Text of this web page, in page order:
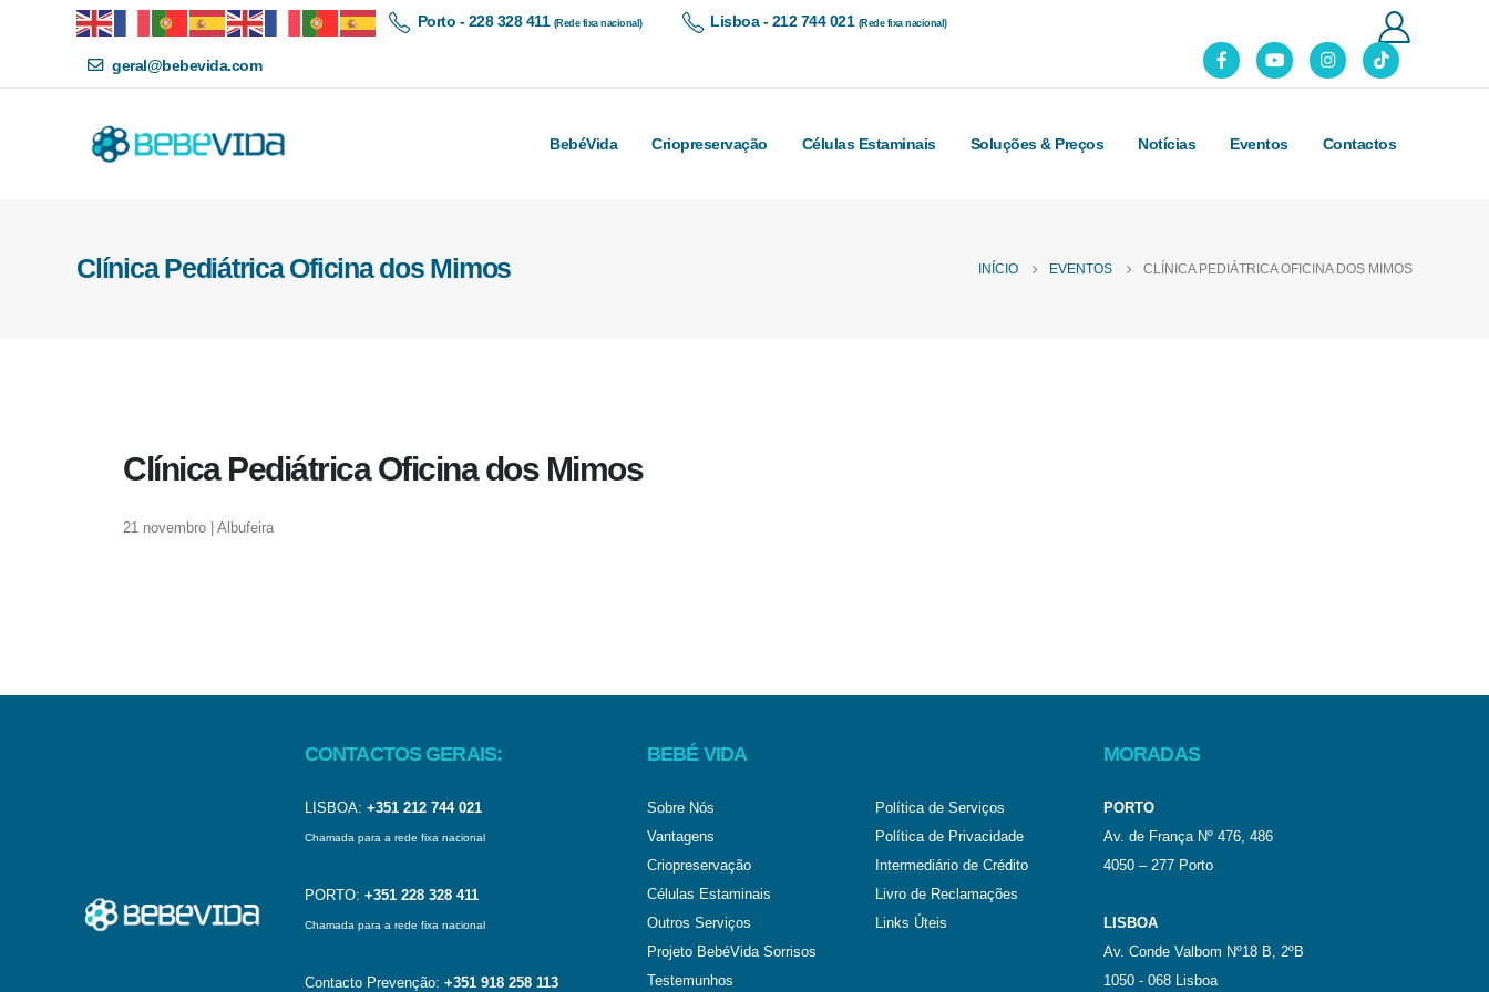
Porto - 228 328 411 (Rede fixa nacional) Lisboa - 212 744 021 (Rede fixa nacional)
geral@bebevida.com
BebéVida Criopreservação Células Estaminais Soluções & Preços Notícias Eventos Contactos
Clínica Pediátrica Oficina dos Mimos INÍCIO EVENTOS CLÍNICA PEDIÁTRICA OFICINA DOS MIMOS
Clínica Pediátrica Oficina dos Mimos
21 novembro | Albufeira
CONTACTOS GERAIS:
LISBOA: +351 212 744 021
Chamada para a rede fixa nacional
PORTO: +351 228 328 411
Chamada para a rede fixa nacional
Contacto Prevenção: +351 918 258 113
BEBÉ VIDA
Sobre Nós
Vantagens
Criopreservação
Células Estaminais
Outros Serviços
Projeto BebéVida Sorrisos
Testemunhos
Política de Serviços
Política de Privacidade
Intermediário de Crédito
Livro de Reclamações
Links Úteis
MORADAS
PORTO
Av. de França Nº 476, 486
4050 – 277 Porto
LISBOA
Av. Conde Valbom Nº18 B, 2ºB
1050 - 068 Lisboa